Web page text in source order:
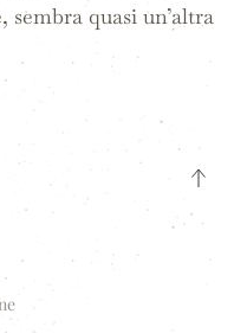
quasi un’altra